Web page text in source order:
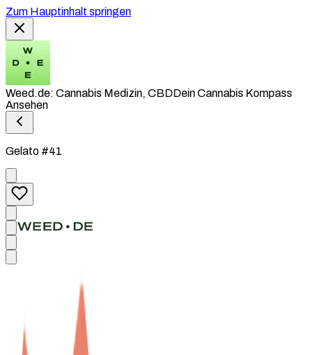
Zum Hauptinhalt springen
Weed.de: Cannabis Medizin, CBDDein Cannabis Kompass
Ansehen
Gelato #41